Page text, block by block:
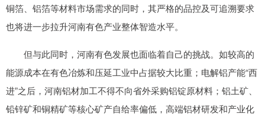
铜箔、铝箔等材料市场需求的同时，其严格的品控及可追溯要求
也将进一步拉升河南有色产业整体智造水平。
但与此同时，河南有色发展也面临着自己的挑战。如较高的
能源成本在有色冶炼和压延工业中占据较大比重；电解铝产能“西
进”之后，河南铝材加工不得不向省外采购铝锭原材料；铝土矿、
铅锌矿和铜精矿等核心矿产自给率偏低，高端铝材研发和产业化